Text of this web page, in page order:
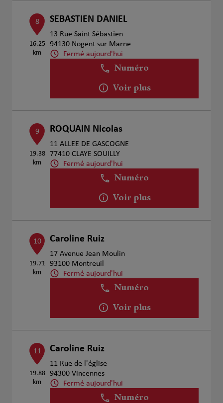
8
16.25
km
SEBASTIEN DANIEL
13 Rue Saint Sébastien
94130 Nogent sur Marne
Fermé aujourd'hui
Numéro
Voir plus
9
19.38
km
ROQUAIN Nicolas
11 ALLEE DE GASCOGNE
77410 CLAYE SOUILLY
Fermé aujourd'hui
Numéro
Voir plus
10
19.71
km
Caroline Ruiz
17 Avenue Jean Moulin
93100 Montreuil
Fermé aujourd'hui
Numéro
Voir plus
11
19.88
km
Caroline Ruiz
11 Rue de l'église
94300 Vincennes
Fermé aujourd'hui
Numéro